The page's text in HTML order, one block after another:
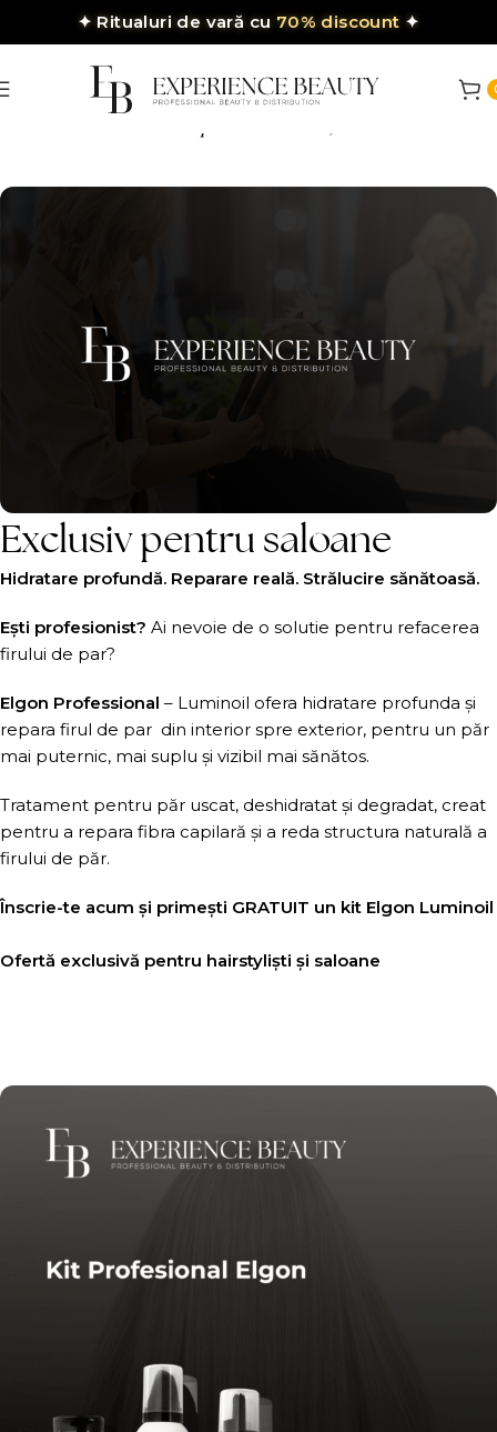
✦ Ritualuri de vară cu 70% discount ✦
stil. Livrăm performanță.
Exclusiv pentru saloane
Hidratare profundă. Reparare reală. Strălucire sănătoasă.
Ești profesionist? Ai nevoie de o solutie pentru refacerea
firului de par?
Elgon Professional – Luminoil ofera hidratare profunda și
repara firul de par din interior spre exterior, pentru un păr
mai puternic, mai suplu și vizibil mai sănătos.
Tratament pentru păr uscat, deshidratat și degradat, creat
pentru a repara fibra capilară și a reda structura naturală a
firului de păr.
Înscrie-te acum și primești GRATUIT un kit Elgon Luminoil
Ofertă exclusivă pentru hairstyliști și saloane